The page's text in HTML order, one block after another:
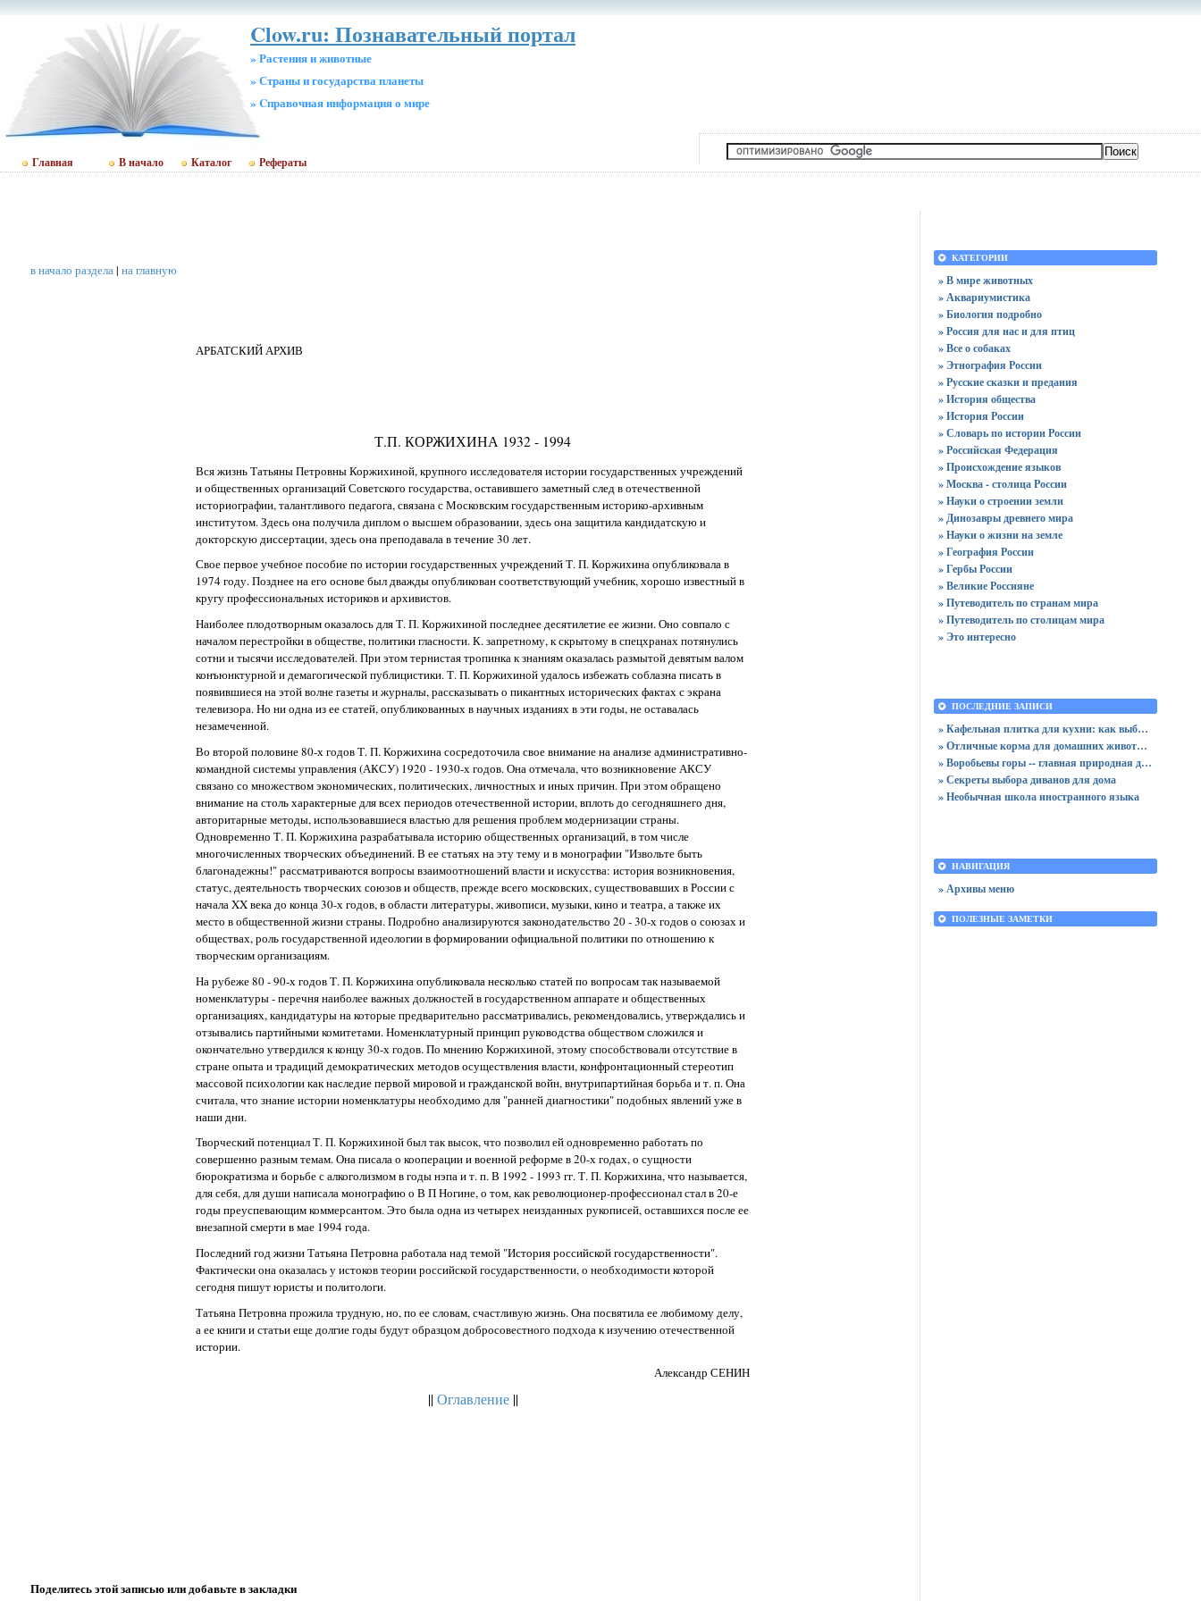
Clow.ru: Познавательный портал
» Растения и животные
» Страны и государства планеты
» Cправочная информация о мире
Главная В начало Каталог Рефераты
в начало раздела| на главную
АРБАТСКИЙ АРХИВ
Т.П. КОРЖИХИНА 1932 - 1994
Вся жизнь Татьяны Петровны Коржихиной, крупного исследователя истории государственных учреждений
и общественных организаций Советского государства, оставившего заметный след в отечественной
историографии, талантливого педагога, связана с Московским государственным историко-архивным
институтом. Здесь она получила диплом о высшем образовании, здесь она защитила кандидатскую и
докторскую диссертации, здесь она преподавала в течение 30 лет.
Свое первое учебное пособие по истории государственных учреждений Т. П. Коржихина опубликовала в
1974 году. Позднее на его основе был дважды опубликован соответствующий учебник, хорошо известный в
кругу профессиональных историков и архивистов.
Наиболее плодотворным оказалось для Т. П. Коржихиной последнее десятилетие ее жизни. Оно совпало с
началом перестройки в обществе, политики гласности. К. запретному, к скрытому в спецхранах потянулись
сотни и тысячи исследователей. При этом тернистая тропинка к знаниям оказалась размытой девятым валом
конъюнктурной и демагогической публицистики. Т. П. Коржихиной удалось избежать соблазна писать в
появившиеся на этой волне газеты и журналы, рассказывать о пикантных исторических фактах с экрана
телевизора. Но ни одна из ее статей, опубликованных в научных изданиях в эти годы, не оставалась
незамеченной.
Во второй половине 80-х годов Т. П. Коржихина сосредоточила свое внимание на анализе административно-
командной системы управления (АКСУ) 1920 - 1930-х годов. Она отмечала, что возникновение АКСУ
связано со множеством экономических, политических, личностных и иных причин. При этом обращено
внимание на столь характерные для всех периодов отечественной истории, вплоть до сегодняшнего дня,
авторитарные методы, использовавшиеся властью для решения проблем модернизации страны.
Одновременно Т. П. Коржихина разрабатывала историю общественных организаций, в том числе
многочисленных творческих объединений. В ее статьях на эту тему и в монографии "Извольте быть
благонадежны!" рассматриваются вопросы взаимоотношений власти и искусства: история возникновения,
статус, деятельность творческих союзов и обществ, прежде всего московских, существовавших в России с
начала XX века до конца 30-х годов, в области литературы, живописи, музыки, кино и театра, а также их
место в общественной жизни страны. Подробно анализируются законодательство 20 - 30-х годов о союзах и
обществах, роль государственной идеологии в формировании официальной политики по отношению к
творческим организациям.
На рубеже 80 - 90-х годов Т. П. Коржихина опубликовала несколько статей по вопросам так называемой
номенклатуры - перечня наиболее важных должностей в государственном аппарате и общественных
организациях, кандидатуры на которые предварительно рассматривались, рекомендовались, утверждались и
отзывались партийными комитетами. Номенклатурный принцип руководства обществом сложился и
окончательно утвердился к концу 30-х годов. По мнению Коржихиной, этому способствовали отсутствие в
стране опыта и традиций демократических методов осуществления власти, конфронтационный стереотип
массовой психологии как наследие первой мировой и гражданской войн, внутрипартийная борьба и т. п. Она
считала, что знание истории номенклатуры необходимо для "ранней диагностики" подобных явлений уже в
наши дни.
Творческий потенциал Т. П. Коржихиной был так высок, что позволил ей одновременно работать по
совершенно разным темам. Она писала о кооперации и военной реформе в 20-х годах, о сущности
бюрократизма и борьбе с алкоголизмом в годы нэпа и т. п. В 1992 - 1993 гг. Т. П. Коржихина, что называется,
для себя, для души написала монографию о В П Ногине, о том, как революционер-профессионал стал в 20-е
годы преуспевающим коммерсантом. Это была одна из четырех неизданных рукописей, оставшихся после ее
внезапной смерти в мае 1994 года.
Последний год жизни Татьяна Петровна работала над темой "История российской государственности".
Фактически она оказалась у истоков теории российской государственности, о необходимости которой
сегодня пишут юристы и политологи.
Татьяна Петровна прожила трудную, но, по ее словам, счастливую жизнь. Она посвятила ее любимому делу,
а ее книги и статьи еще долгие годы будут образцом добросовестного подхода к изучению отечественной
истории.
Александр СЕНИН
|| Оглавление||
Поделитесь этой записью или добавьте в закладки
КАТЕГОРИИ
» В мире животных
» Аквариумистика
» Биология подробно
» Россия для нас и для птиц
» Все о собаках
» Этнография России
» Русские сказки и предания
» История общества
» История России
» Словарь по истории России
» Российская Федерация
» Происхождение языков
» Москва - столица России
» Науки о строении земли
» Динозавры древнего мира
» Науки о жизни на земле
» География России
» Гербы России
» Великие Россияне
» Путеводитель по странам мира
» Путеводитель по столицам мира
» Это интересно
ПОСЛЕДНИЕ ЗАПИСИ
» Кафельная плитка для кухни: как выбрать практичную отделку
» Отличные корма для домашних животных
» Воробьевы горы -- главная природная достопримечательность Москвы
» Секреты выбора диванов для дома
» Необычная школа иностранного языка
НАВИГАЦИЯ
» Архивы меню
ПОЛЕЗНЫЕ ЗАМЕТКИ